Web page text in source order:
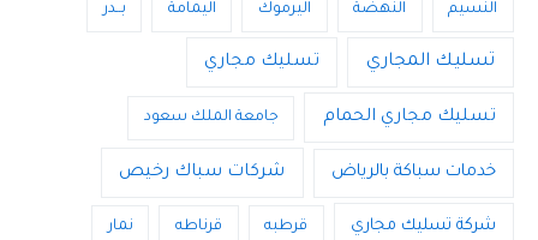
النسيم النهضة اليرموك اليمامة بــدر
تسليك المجاري تسليك مجاري
تسليك مجاري الحمام جامعة الملك سعود
خدمات سباكة بالرياض شركات سباك رخيص
شركة تسليك مجاري قرطبه قرناطه نمار